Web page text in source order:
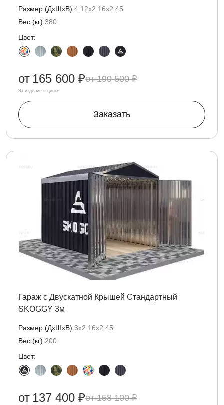
Размер (ДxШxВ):4.12х2.16х2.45
Вес (кг):380
Цвет:
190 500 ₽
от 165 600 ₽
За изделие в цинке
Заказать
Гараж с Двускатной Крышей Стандартный
SKOGGY 3м
Размер (ДxШxВ):3х2.16х2.45
Вес (кг):200
Цвет:
158 100 ₽
от 137 400 ₽